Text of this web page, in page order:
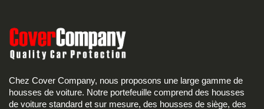
Chez Cover Company, nous proposons une large gamme de
housses de voiture. Notre portefeuille comprend des housses
de voiture standard et sur mesure, des housses de siège, des